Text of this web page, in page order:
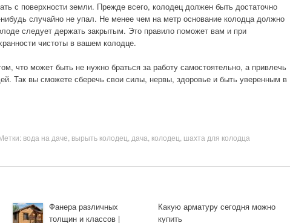
с поверхности земли. Прежде всего, колодец должен быть достаточно
случайно не упал. Не менее чем на метр основание колодца должно
следует держать закрытым. Это правило поможет вам и при
чистоты в вашем колодце.
что может быть не нужно браться за работу самостоятельно, а привлечь
Так вы сможете сберечь свои силы, нервы, здоровье и быть уверенным в
Метки: вода на даче вырыть колодец дача колодец шахта для колодца
Фанера различных
толщин и классов |
Какую арматуру сегодня можно
купить